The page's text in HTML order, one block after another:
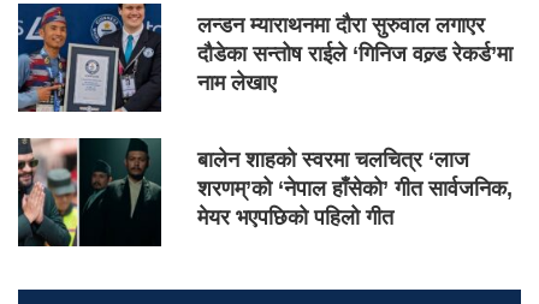
लन्डन म्याराथनमा दौरा सुरुवाल लगाएर
दौडेका सन्तोष राईले ‘गिनिज वल्र्ड रेकर्ड’मा
नाम लेखाए
बालेन शाहको स्वरमा चलचित्र ‘लाज
शरणम्’को ‘नेपाल हाँसेको’ गीत सार्वजनिक,
मेयर भएपछिको पहिलो गीत